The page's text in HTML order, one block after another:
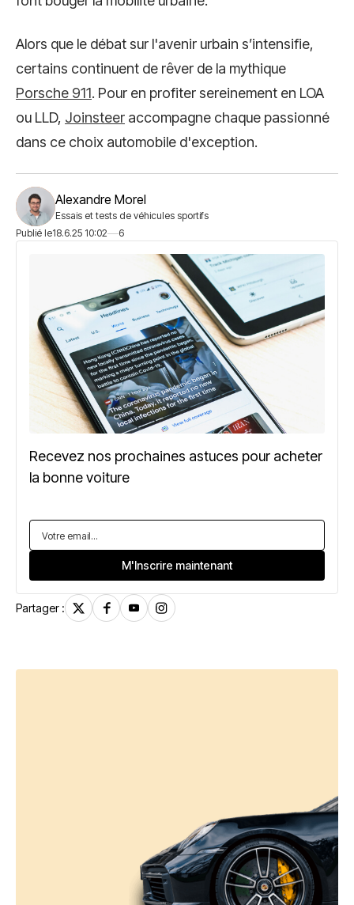
Alors que le débat sur l'avenir urbain s’intensifie,
certains continuent de rêver de la mythique
Porsche 911. Pour en profiter sereinement en LOA
ou LLD, Joinsteer accompagne chaque passionné
dans ce choix automobile d'exception.
Alexandre Morel
Essais et tests de véhicules sportifs
Publié le18.6.25 10:02 6
Recevez nos prochaines astuces pour acheter
la bonne voiture
Partager :